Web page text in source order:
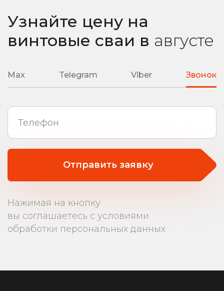
любая сложность вашего объекта
Узнайте цену на
винтовые сваи в августе
Max Telegram Viber Звонок
Отправить заявку
Нажимая на кнопку
вы соглашаетесь с условиями
обработки персональных данных